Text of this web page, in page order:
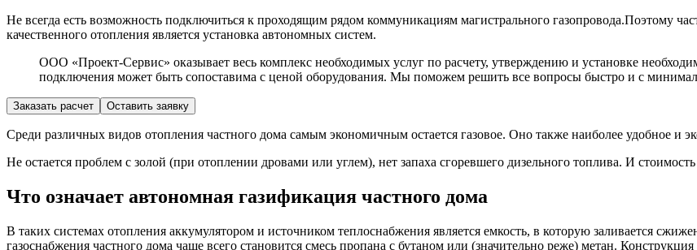
Не всегда есть возможность подключиться к проходящим рядом коммуникациям магистрального газопровода.Поэтому
качественного отопления является установка автономных систем.
ООО «Проект-Сервис» оказывает весь комплекс необходимых услуг по расчету, утверждению и установке
подключения может быть сопоставима с ценой оборудования. Мы поможем решить все вопросы быстро и с
Заказать расчет Оставить заявку
Среди различных видов отопления частного дома самым экономичным остается газовое. Оно также наиболее удобное и
Не остается проблем с золой (при отоплении дровами или углем), нет запаха сгоревшего дизельного топлива. И
Что означает автономная газификация частного дома
В таких системах отопления аккумулятором и источником теплоснабжения является емкость, в которую заливается
газоснабжения частного дома чаще всего становится смесь пропана с бутаном или (значительно реже) метан.